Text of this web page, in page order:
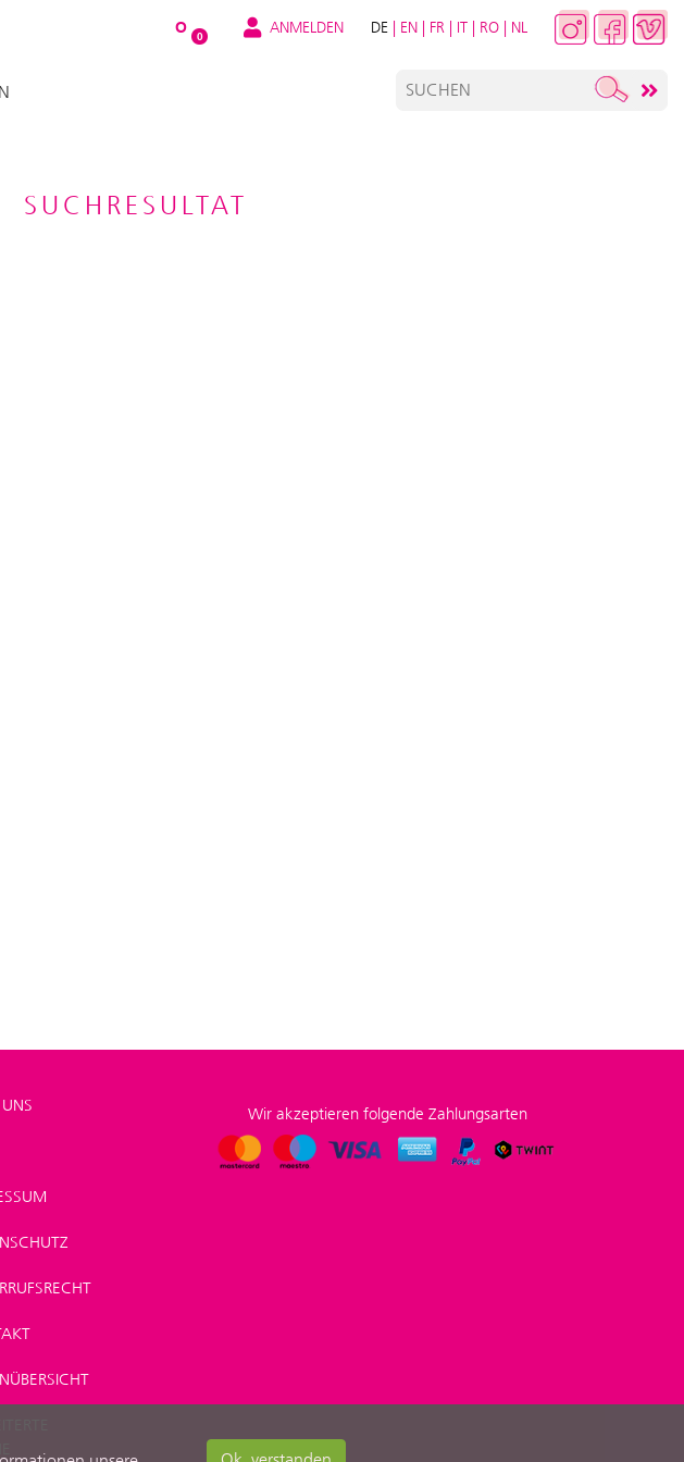
O 0 ANMELDEN DE | EN | FR | IT | RO | NL
SUCHRESULTAT
Wir akzeptieren folgende Zahlungsarten